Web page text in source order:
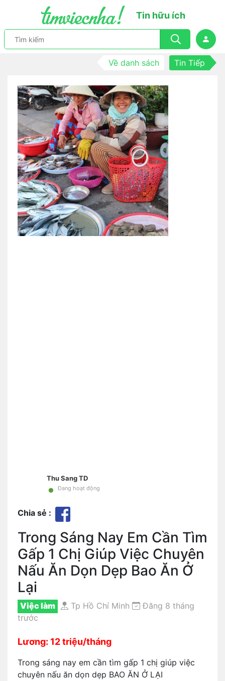
Tin hữu ích
Về danh sách Tin Tiếp
Thu Sang TD
• Đang hoạt động
Chia sẻ :
Trong Sáng Nay Em Cần Tìm
Gấp 1 Chị Giúp Việc Chuyên
Nấu Ăn Dọn Dẹp Bao Ăn Ở
Lại
Việc làm Tp Hồ Chí Minh
Đăng 8 tháng
trước
Lương: 12 triệu/tháng
Trong sáng nay em cần tìm gấp 1 chị giúp việc
chuyên nấu ăn dọn dẹp BAO ĂN Ở LẠI